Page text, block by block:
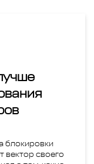
блокировки
вектор своего